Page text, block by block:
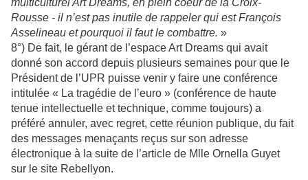
multiculturel Art Dreams, en plein coeur de la Croix-
Rousse - il n’est pas inutile de rappeler qui est François
Asselineau et pourquoi il faut le combattre. »
8°) De fait, le gérant de l’espace Art Dreams qui avait
donné son accord depuis plusieurs semaines pour que le
Président de l’UPR puisse venir y faire une conférence
intitulée « La tragédie de l’euro » (conférence de haute
tenue intellectuelle et technique, comme toujours) a
préféré annuler, avec regret, cette réunion publique, du fait
des messages menaçants reçus sur son adresse
électronique à la suite de l’article de Mlle Ornella Guyet
sur le site Rebellyon.